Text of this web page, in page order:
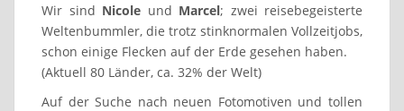
Wir sind Nicole und Marcel; zwei reisebegeisterte
Weltenbummler, die trotz stinknormalen Vollzeitjobs,
schon einige Flecken auf der Erde gesehen haben.
(Aktuell 80 Länder, ca. 32% der Welt)
Auf der Suche nach neuen Fotomotiven und tollen